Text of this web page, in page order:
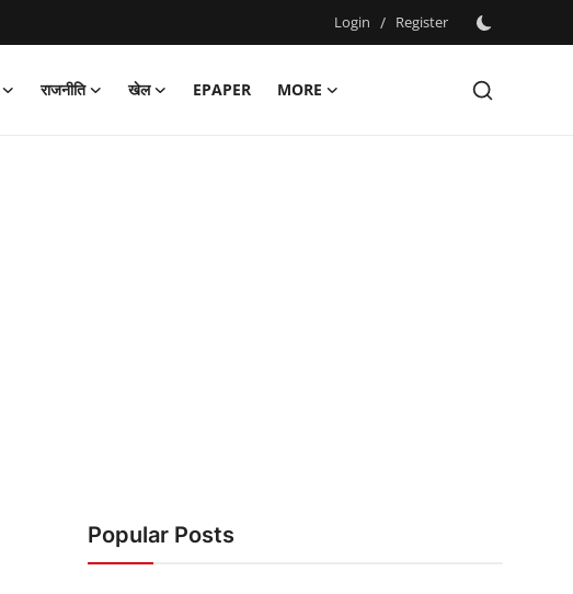
Login / Register
राजनीति खेल EPAPER
MORE
Popular Posts